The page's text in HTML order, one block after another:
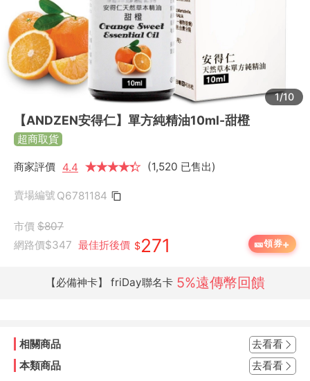
1/10
【ANDZEN安得仁】單方純精油10ml-甜橙
超商取貨
商家評價 4.4 ★★★★★
★ (1,520 已售出)
賣場編號 Q6781184
市價 $807
網路價$347 最佳折後價 $271 🎫領券+
【必備神卡】 friDay聯名卡 5%遠傳幣回饋
相關商品
去看看
本類商品
去看看